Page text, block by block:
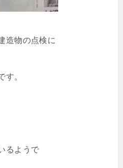
造物の点検に
。
るようで